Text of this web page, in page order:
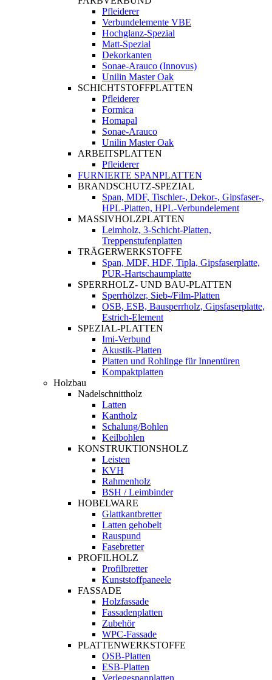
Pfleiderer
Verbundelemente VBE
Hochglanz-Spezial
Matt-Spezial
Dekorkanten
Sonae-Arauco (Innovus)
Unilin Master Oak
SCHICHTSTOFFPLATTEN
Pfleiderer
Formica
Homapal
Sonae-Arauco
Unilin Master Oak
ARBEITSPLATTEN
Pfleiderer
FURNIERTE SPANPLATTEN
BRANDSCHUTZ-SPEZIAL
Span, MDF, Tischler-, Dekor-, Gipsfaser-,
HPL-Platten, HPL-Verbundelement
MASSIVHOLZPLATTEN
Leimholz, 3-Schicht-Platten,
Treppenstufenplatten
TRÄGERWERKSTOFFE
Span, MDF, HDF, Tipla, Gipsfaserplatte,
PUR-Hartschaumplatte
SPERRHOLZ- UND BAU-PLATTEN
Sperrhölzer, Sieb-/Film-Platten
OSB, ESB, Bausperrholz, Gipsfaserplatte,
Estrich-Element
SPEZIAL-PLATTEN
Imi-Verbund
Akustik-Platten
Platten und Rohlinge für Innentüren
Kompaktplatten
Holzbau
Nadelschnittholz
Latten
Kantholz
Schalung/Bohlen
Keilbohlen
KONSTRUKTIONSHOLZ
Leisten
KVH
Rahmenholz
BSH / Leimbinder
HOBELWARE
Glattkantbretter
Latten gehobelt
Rauspund
Fasebretter
PROFILHOLZ
Profilbretter
Kunststoffpaneele
FASSADE
Holzfassade
Fassadenplatten
Zubehör
WPC-Fassade
PLATTENWERKSTOFFE
OSB-Platten
ESB-Platten
Verlegespanplatten